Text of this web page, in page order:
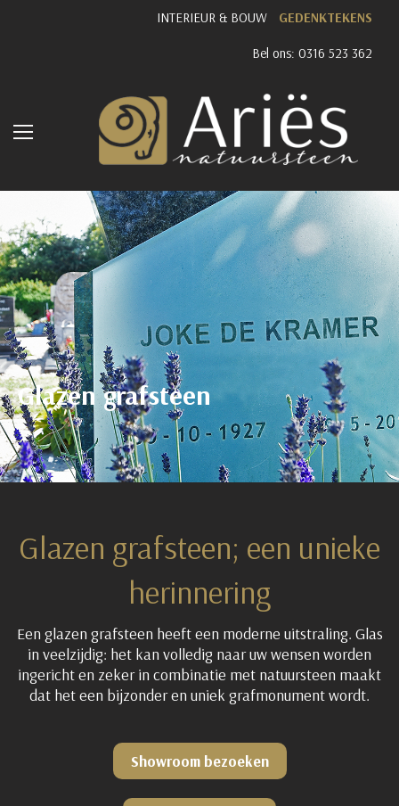
INTERIEUR & BOUW GEDENKTEKENS
Bel ons: 0316 523 362
Glazen grafsteen
Glazen grafsteen; een unieke
herinnering
Een glazen grafsteen heeft een moderne uitstraling. Glas
in veelzijdig: het kan volledig naar uw wensen worden
ingericht en zeker in combinatie met natuursteen maakt
dat het een bijzonder en uniek grafmonument wordt.
Showroom bezoeken